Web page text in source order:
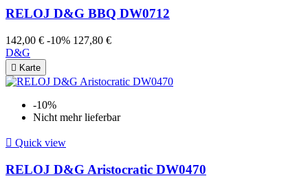
RELOJ D&G BBQ DW0712
142,00 € -10% 127,80 €
D&G
 Karte
-10%
Nicht mehr lieferbar
 Quick view
RELOJ D&G Aristocratic DW0470